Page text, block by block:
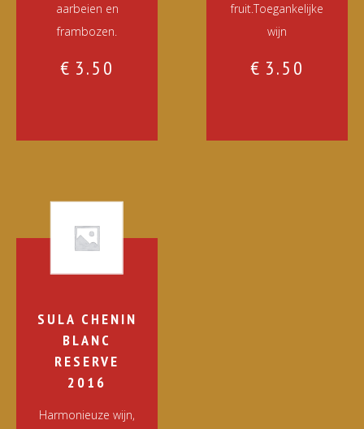
aarbeien en
frambozen.
€ 3.50
fruit.Toegankelijke
wijn
€ 3.50
SULA CHENIN
BLANC
RESERVE
2016
Harmonieuze wijn,